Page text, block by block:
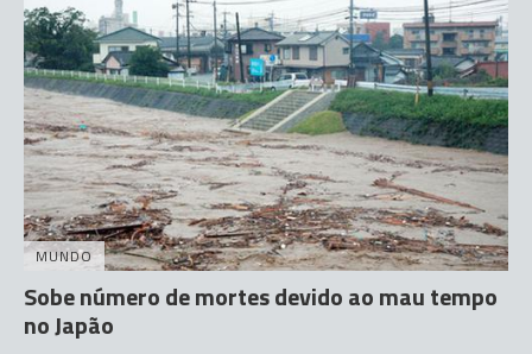
MUNDO
Sobe número de mortes devido ao mau tempo
no Japão